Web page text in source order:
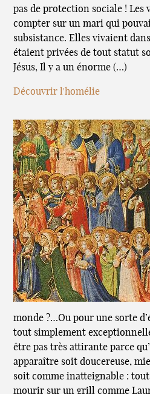
pas de protection sociale ! Les
compter sur un mari qui
subsistance. Elles vivaient
étaient privées de tout statut
Jésus, Il y a un énorme (…)
Découvrir l'homélie
monde ?…Ou pour une sorte
tout simplement
être pas très attirante parce
apparaître soit doucereuse,
soit comme inatteignable :
mourir sur un grill comme